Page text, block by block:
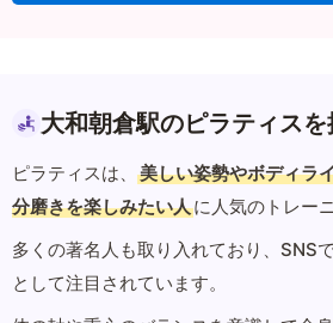
大和朝倉駅のピラティスを
ピラティスは、 美しい姿勢やボディラ
分磨きを楽しみたい人に人気のトレー
多くの著名人も取り入れており、SNS
として注目されています。